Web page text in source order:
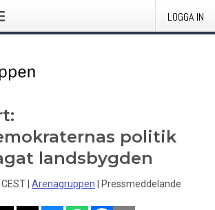
LOGGA IN
politik
landsbygden
Arenagruppen Pressmeddelande